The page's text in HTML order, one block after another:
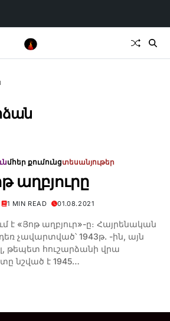
մհեր քումունցտեսանյութեր
աղբյուրը
1 MIN READ 01.08.2021
է «Յոթ աղբյուր»-ը։ Հայրենական
չավարտված՝ 1943թ. -ին, այն
թեպետ հուշարձանի վրա
նշված է 1945…